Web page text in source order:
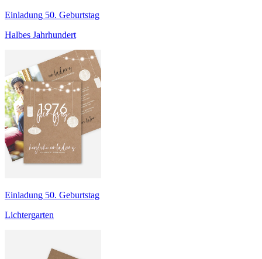
Einladung 50. Geburtstag
Halbes Jahrhundert
Einladung 50. Geburtstag
Lichtergarten